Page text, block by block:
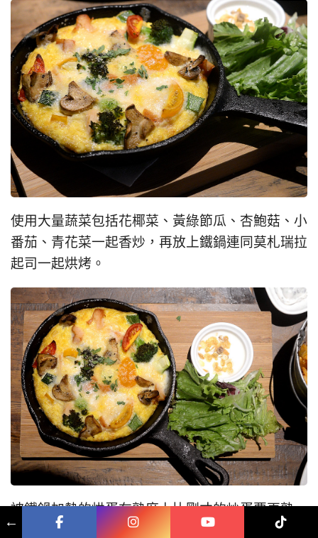
使用大量蔬菜包括花椰菜、黃綠節瓜、杏鮑菇、小
番茄、青花菜一起香炒，再放上鐵鍋連同莫札瑞拉
起司一起烘烤。
被鐵鍋加熱的烘蛋在熟度上比剛才的炒蛋要更熟，
口感比較紮實，卻更有蛋香。
←